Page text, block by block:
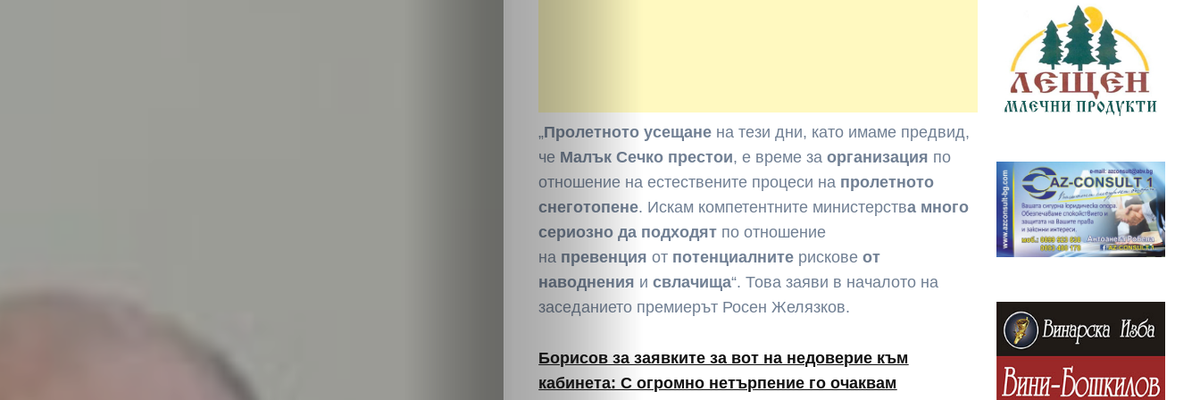
„Пролетното усещане на тези дни, като имаме предвид,
че Малък Сечко престои, е време заорганизация по
отношение на естествените процеси на пролетното
снеготопене. Искам компетентните министерства много
сериозно да подходят по отношение
на превенцияот потенциалните рисковеот
наводнения исвлачища“. Това заяви в началото на
заседанието премиерът Росен Желязков.
Борисов за заявките за вот на недоверие към
кабинета: С огромно нетърпение го очаквам